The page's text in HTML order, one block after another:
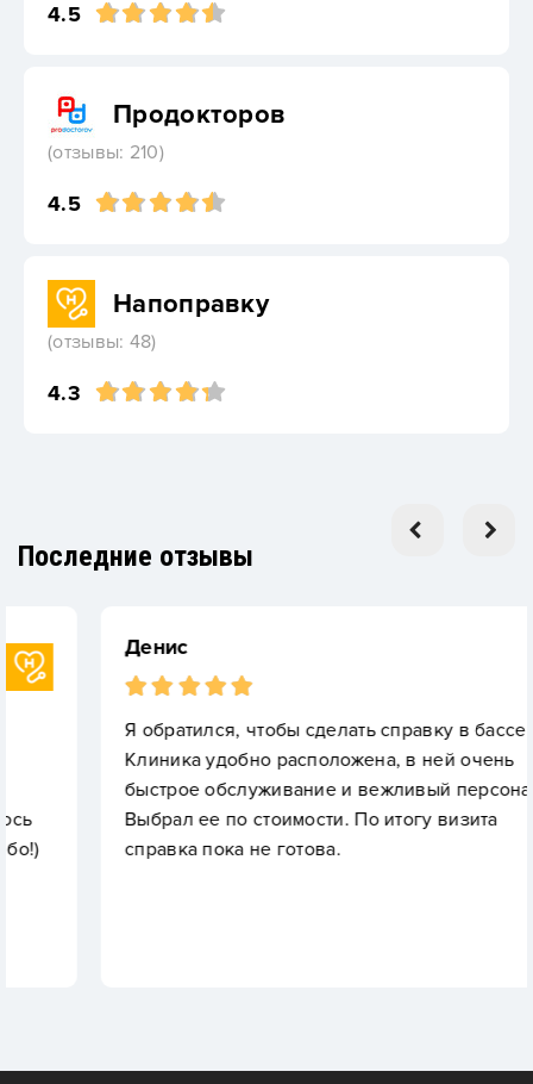
4.5
Продокторов
(отзывы: 210)
4.5
Напоправку
(отзывы: 48)
4.3
Последние отзывы
Я обратился, чтобы сделать справку в бассейн.
Клиника удобно расположена, в ней очень
быстрое обслуживание и вежливый персонал.
Выбрал ее по стоимости. По итогу визита
справка пока не готова.